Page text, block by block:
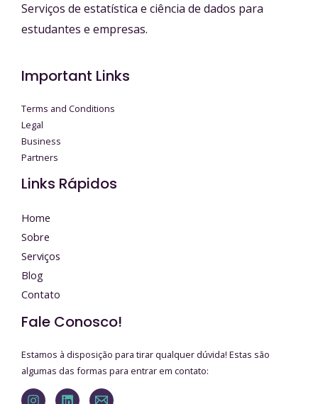
Serviços de estatística e ciência de dados para
estudantes e empresas.
Important Links
Terms and Conditions
Legal
Business
Partners
Links Rápidos
Home
Sobre
Serviços
Blog
Contato
Fale Conosco!
Estamos à disposição para tirar qualquer dúvida! Estas são
algumas das formas para entrar em contato: